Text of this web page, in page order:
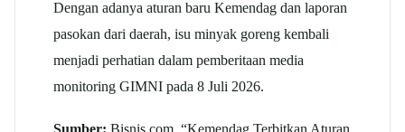
Dengan adanya aturan baru Kemendag dan laporan
pasokan dari daerah, isu minyak goreng kembali
menjadi perhatian dalam pemberitaan media
monitoring GIMNI pada 8 Juli 2026.